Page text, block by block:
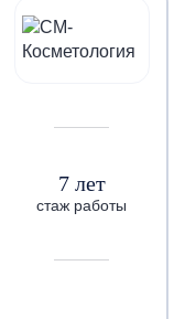
7 лет
стаж работы